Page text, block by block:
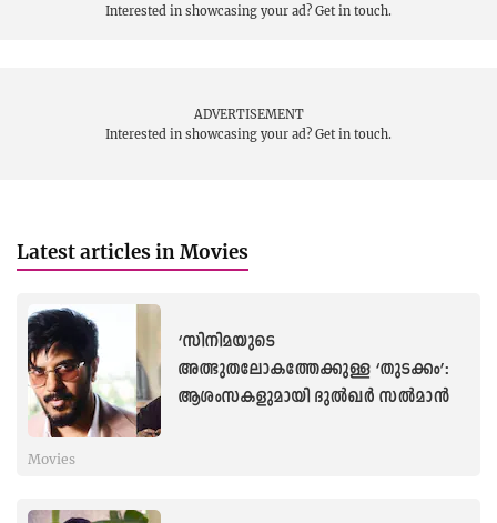
Interested in showcasing your ad? Get in touch.
ADVERTISEMENT
Interested in showcasing your ad? Get in touch.
Latest articles in Movies
‘സിനിമയുടെ
അത്ഭുതലോകത്തേക്കുള്ള ‘തുടക്കം’:
ആശംസകളുമായി ദുൽഖർ സൽമാൻ
Movies